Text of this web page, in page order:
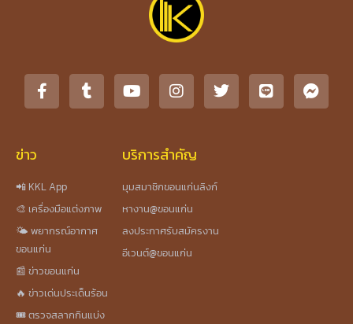
ข่าว
📲 KKL App
🎨 เครื่องมือแต่งภาพ
🌤️ พยากรณ์อากาศ
ขอนแก่น
📰 ข่าวขอนแก่น
🔥 ข่าวเด่นประเด็นร้อน
🎟️ ตรวจสลากกินแบ่ง
บริการสำคัญ
มุมสมาชิกขอนแก่นลิงก์
หางาน@ขอนแก่น
ลงประกาศรับสมัครงาน
อีเวนต์@ขอนแก่น